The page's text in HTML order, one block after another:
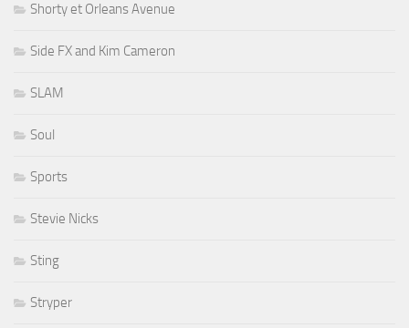
Shorty et Orleans Avenue
Side FX and Kim Cameron
SLAM
Soul
Sports
Stevie Nicks
Sting
Stryper